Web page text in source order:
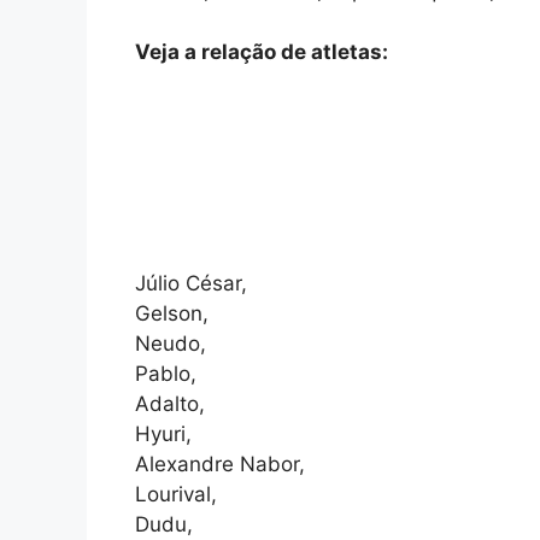
Veja a relação de atletas:
Júlio César,
Gelson,
Neudo,
Pablo,
Adalto,
Hyuri,
Alexandre Nabor,
Lourival,
Dudu,